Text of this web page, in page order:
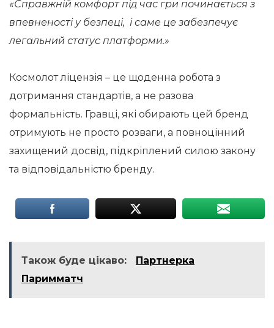
«Справжній комфорт під час гри починається з
впевненості у безпеці, і саме це забезпечує
легальний статус платформи.»
Космолот ліцензія – це щоденна робота з
дотримання стандартів, а не разова
формальність. Гравці, які обирають цей бренд
отримують не просто розваги, а повноцінний
захищений досвід, підкріплений силою закону
та відповідальністю бренду.
Також буде цікаво:
Партнерка
Паримматч